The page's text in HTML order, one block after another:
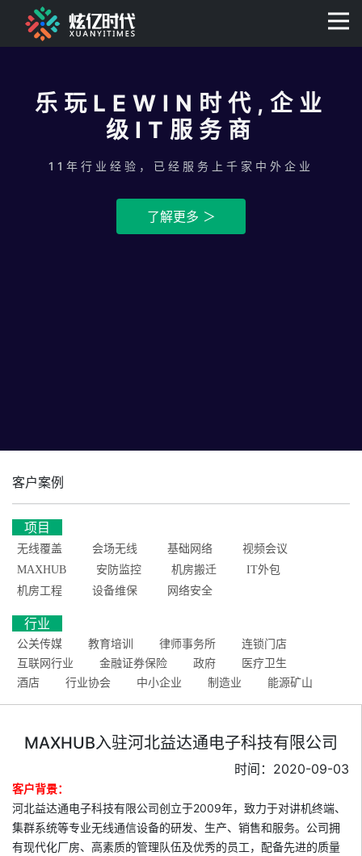
乐玩LEWIN时代,企业
级IT服务商
11年行业经验，已经服务上千家中外企业
了解更多 ＞
客户案例
项目
无线覆盖 会场无线 基础网络
视频会议
MAXHUB
安防监控 机房搬迁
IT外包
机房工程
设备维保 网络安全
行业
公关传媒 教育培训 律师事务所
连锁门店
互联网行业
金融证券保险 政府
医疗卫生
酒店
行业协会 中小企业 制造业 能源矿山
MAXHUB入驻河北益达通电子科技有限公司
时间：2020-09-03
客户背景：
河北益达通电子科技有限公司创立于2009年，致力于对讲机终端、
集群系统等专业无线通信设备的研发、生产、销售和服务。公司拥
有现代化厂房、高素质的管理队伍及优秀的员工，配备先进的质量